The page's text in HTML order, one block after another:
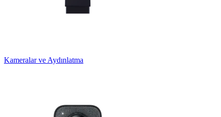
Kameralar ve Aydınlatma